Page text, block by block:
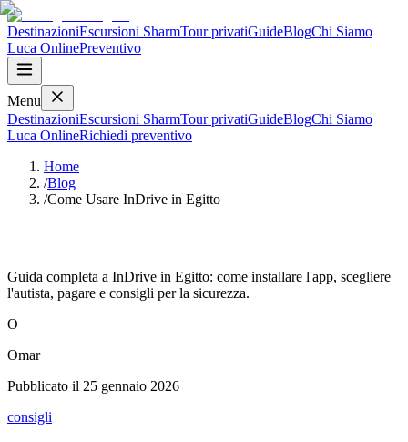
DestinazioniEscursioni SharmTour privatiGuideBlogChi Siamo
Luca OnlinePreventivo
Menu
DestinazioniEscursioni SharmTour privatiGuideBlogChi Siamo
Luca OnlineRichiedi preventivo
Home
/Blog
/Come Usare InDrive in Egitto
Guida completa a InDrive in Egitto: come installare l'app, scegliere
l'autista, pagare e consigli per la sicurezza.
O
Omar
Pubblicato il 25 gennaio 2026
consigli